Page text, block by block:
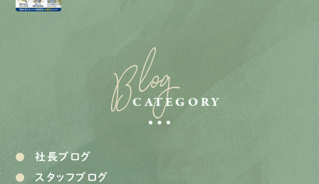
Blog
CATEGORY
社長ブログ
スタッフブログ